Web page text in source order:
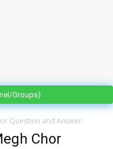
Groups)
Question and Answer
Chor